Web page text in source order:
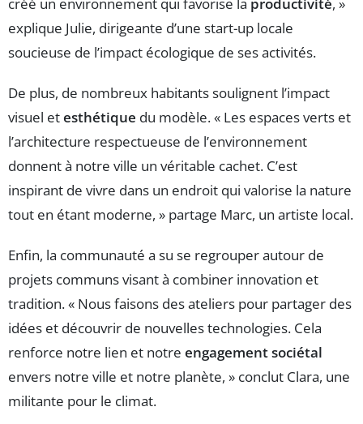
explique Julie, dirigeante d’une start-up locale
soucieuse de l’impact écologique de ses activités.
De plus, de nombreux habitants soulignent l’impact
visuel etesthétique du modèle. « Les espaces verts et
l’architecture respectueuse de l’environnement
donnent à notre ville un véritable cachet. C’est
inspirant de vivre dans un endroit qui valorise la nature
tout en étant moderne, » partage Marc, un artiste local.
Enfin, la communauté a su se regrouper autour de
projets communs visant à combiner innovation et
tradition. « Nous faisons des ateliers pour partager des
idées et découvrir de nouvelles technologies. Cela
renforce notre lien et notre engagement sociétal
envers notre ville et notre planète, » conclut Clara, une
militante pour le climat.